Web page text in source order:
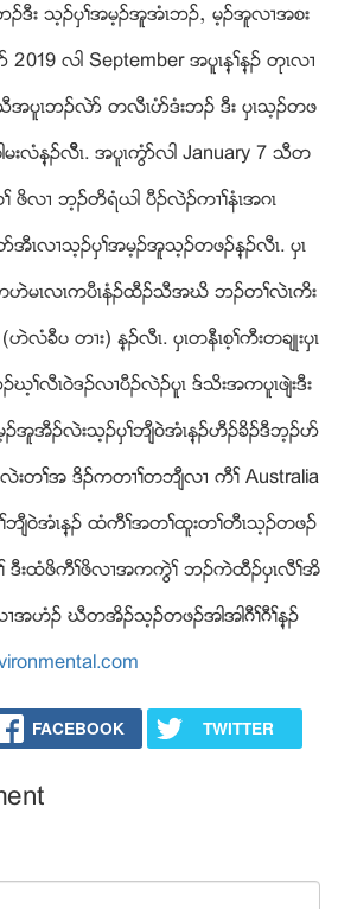
ဥဒီး သ့ဥပွႈအမ့ဥအူအံၚဘဥယ မ့ဥအူလ႕အစး
လါ September အပူၚန့ႈန့ဥ တုၚလ႕
အပူၚဘဥလဲဏ တလီၚပံဏဒံးဘဥ ဒီး ပွၚသ့ဥတဖ
းလံန့ဥလီိၚ. အပူၚကံြဏလါ January 7 သီတ
ႈ ဖိလ႕ ဘ့ဥတိရံဎါ ပီဥလဲဥက႕ႈနံၚအဂၚ
အီၚလ႕သ့ဥပွႈအမ့ဥအူသ့ဥတဖဥန့ဥလီၚ. ပွၚ
ဟဲမၚလၚကပီၚနံဥထီဥသီအဃိ ဘဥတႈလဲၚကိး
လံခီပ တ႕း) န့ဥလီၚ. ပွၚတနီၚစ့ႈကီးတခ်ဳးပွၚ
ႈလီၚ၀ဲဒဥလ႕ပီဥလဲဥပူၚ ဒ္သိးအကပူၚဖ်ဲးဒီး
ဥအူအီဥလဲးသ့ဥပွႈဘ်ီ၀ဲအံၚန့ဥဟီဥခိဥဒီဘ့ဥပဏ
းတႈအ ဒိဥကတ႕ႈတဘ်ီလ႕ ကီႈ Australia
ဘ်ီ၀ဲအံၚန့ဥ ထံကီႈအတႈထူးတႈတီၚသ့ဥတဖဥ
ဂီႈ ဒီးထံဖိကီႈဖိလ႕အကကြဲႈ ဘဥကဲထီဥပွၚလီႈအိ
႕အဟံဥ ဃီတအိဥသ့ဥတဖဥအါအါဂီႈဂီႈန့ဥ
FACEBOOK TWITTER